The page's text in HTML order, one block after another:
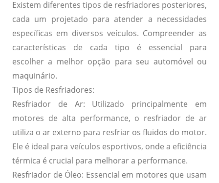
Existem diferentes tipos de resfriadores posteriores,
cada um projetado para atender a necessidades
específicas em diversos veículos. Compreender as
características de cada tipo é essencial para
escolher a melhor opção para seu automóvel ou
maquinário.
Tipos de Resfriadores:
Resfriador de Ar: Utilizado principalmente em
motores de alta performance, o resfriador de ar
utiliza o ar externo para resfriar os fluidos do motor.
Ele é ideal para veículos esportivos, onde a eficiência
térmica é crucial para melhorar a performance.
Resfriador de Óleo: Essencial em motores que usam